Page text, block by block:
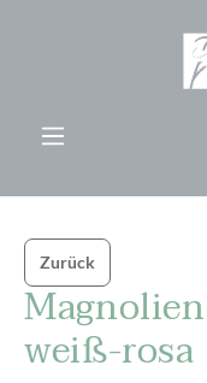
Zurück
weiß-rosa